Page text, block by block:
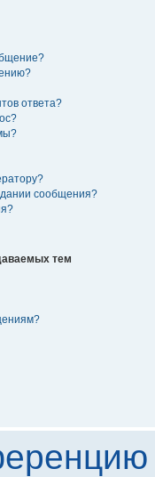
ответа?
сообщения?
тем